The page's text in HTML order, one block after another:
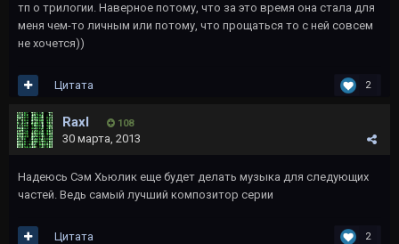
тп о трилогии. Наверное потому, что за это время она стала для
меня чем-то личным или потому, что прощаться то с ней совсем
не хочется))
2
Цитата
Raxl 108
30 марта, 2013
Надеюсь Сэм Хьюлик еще будет делать музыка для следующих
частей. Ведь самый лучший композитор серии
2
Цитата